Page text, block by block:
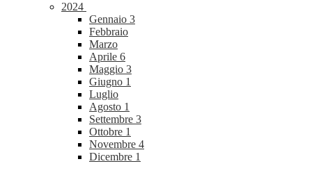
2024
Gennaio 3
Febbraio
Marzo
Aprile 6
Maggio 3
Giugno 1
Luglio
Agosto 1
Settembre 3
Ottobre 1
Novembre 4
Dicembre 1